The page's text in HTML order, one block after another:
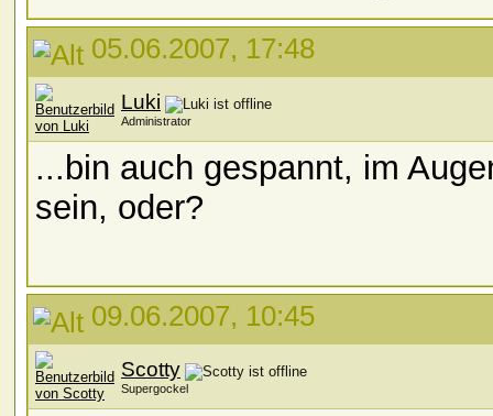
05.06.2007, 17:48
Luki
Administrator
...bin auch gespannt, im
sein, oder?
09.06.2007, 10:45
Scotty
Supergockel